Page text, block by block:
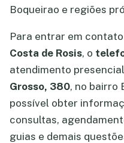
Boqueirao e regiões
Para entrar em
Costa de Rosis, o
atendimento
Grosso, 380, no bairro
possível obter
consultas,
guias e demais